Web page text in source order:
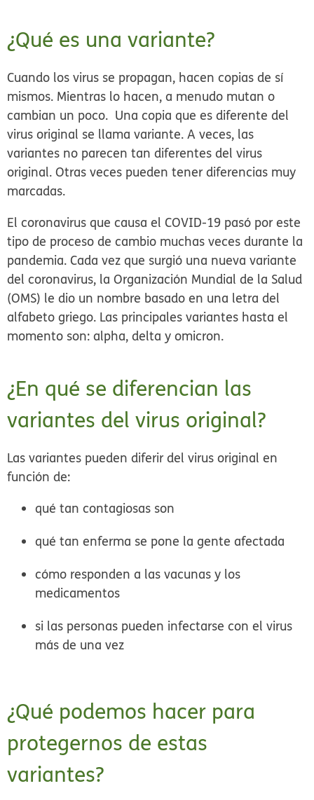
¿Qué es una variante?
Cuando los virus se propagan, hacen copias de sí
mismos. Mientras lo hacen, a menudo mutan o
cambian un poco. Una copia que es diferente del
virus original se llamavariante. A veces, las
variantes no parecen tan diferentes del virus
original. Otras veces pueden tener diferencias muy
marcadas.
El coronavirus que causa el COVID-19 pasó por este
tipo de proceso de cambio muchas veces durante la
pandemia. Cada vez que surgió una nueva variante
del coronavirus, la Organización Mundial de la Salud
(OMS) le dio un nombre basado en una letra del
alfabeto griego. Las principales variantes hasta el
momento son: alpha, delta y omicron.
¿En qué se diferencian las
variantes del virus original?
Las variantes pueden diferir del virus original en
función de:
qué tan contagiosas son
qué tan enferma se pone la gente afectada
cómo responden a las vacunas y los
medicamentos
si las personas pueden infectarse con el virus
más de una vez
¿Qué podemos hacer para
protegernos de estas
variantes?